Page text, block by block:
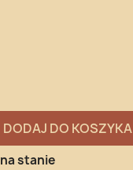
DODAJ DO KOSZYKA
stanie